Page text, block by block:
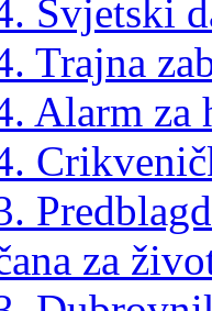
Svjetski
Trajna
Alarm
za